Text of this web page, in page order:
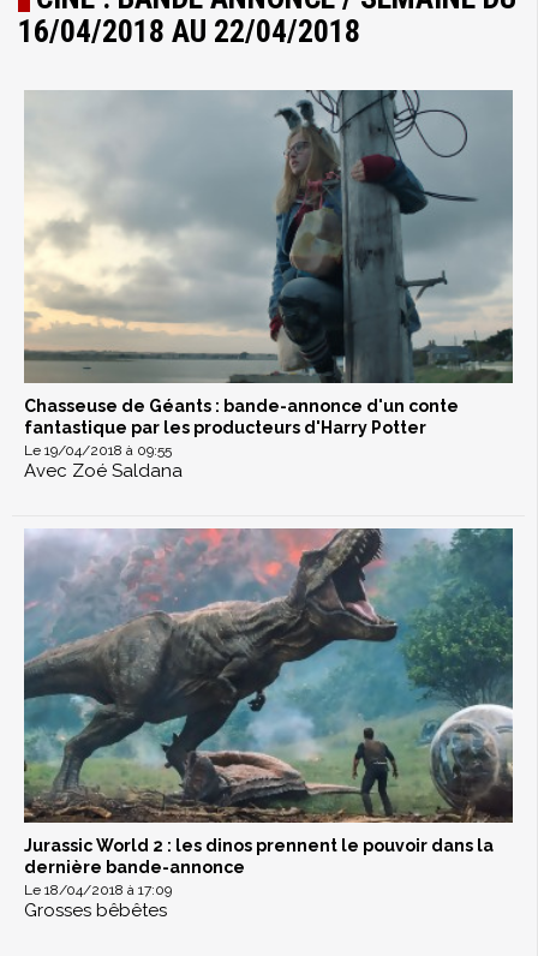
16/04/2018 AU 22/04/2018
Chasseuse de Géants : bande-annonce d'un conte
fantastique par les producteurs d'Harry Potter
Le 19/04/2018 à 09:55
Avec Zoé Saldana
Jurassic World 2 : les dinos prennent le pouvoir dans la
dernière bande-annonce
Le 18/04/2018 à 17:09
Grosses bêbêtes